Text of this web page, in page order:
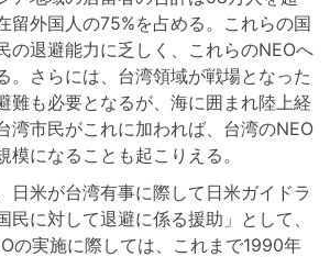
留外国人の75%を占める。これらの国
の退避能力に乏しく、これらのNEOへ
。さらには、台湾領域が戦場となった
難も必要となるが、海に囲まれ陸上経
湾市民がこれに加われば、台湾のNEO
模になることも起こりえる。
日米が台湾有事に際して日米ガイドラ
民に対して退避に係る援助」として、
の実施に際しては、これまで1990年